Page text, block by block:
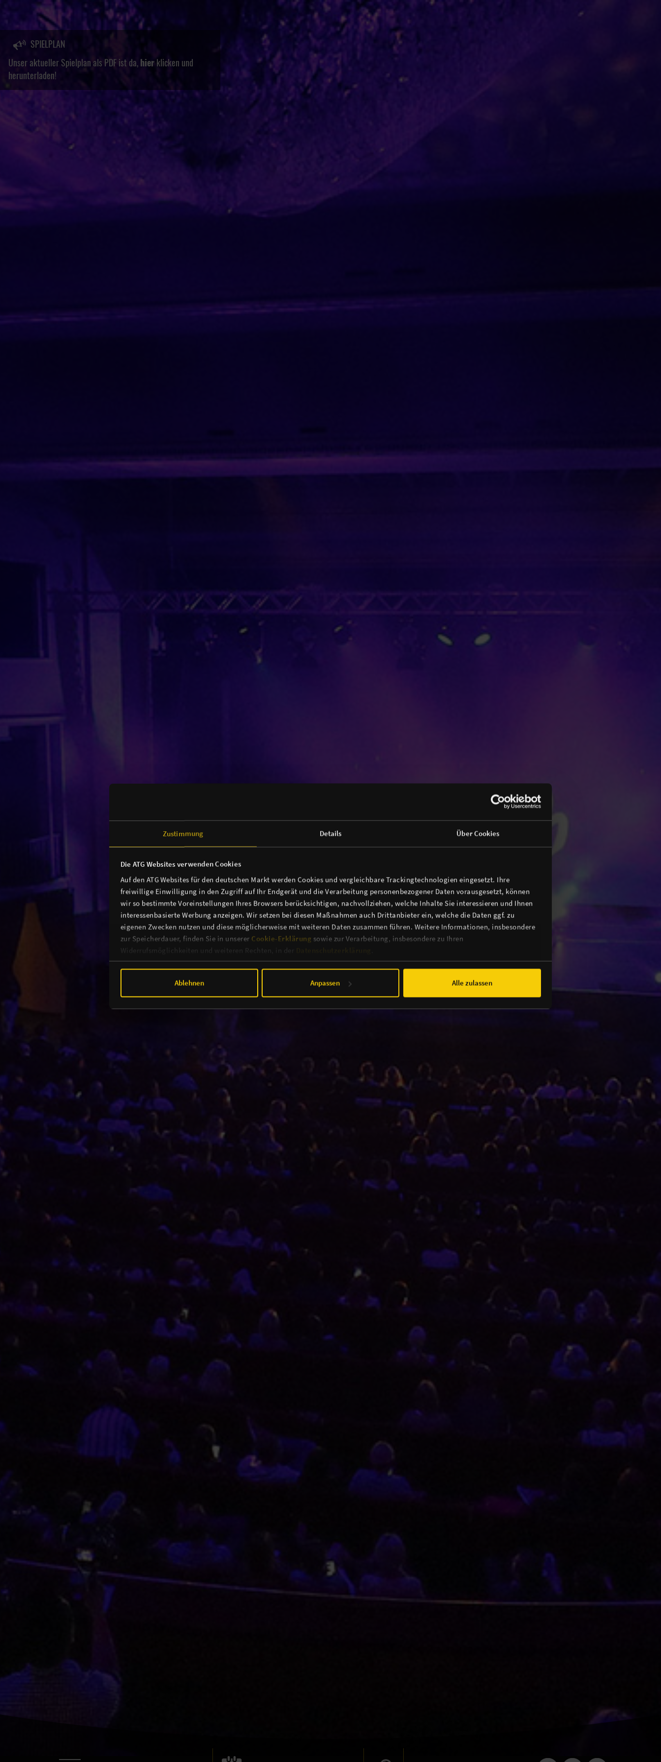
Zustimmung Details Über Cookies
Die ATG Websites verwenden Cookies
Auf den ATG Websites für den deutschen Markt werden Cookies und vergleichbare Trackingtechnologien eingesetzt. Ihre
freiwillige Einwilligung in den Zugriff auf Ihr Endgerät und die Verarbeitung personenbezogener Daten vorausgesetzt, können
wir so bestimmte Voreinstellungen Ihres Browsers berücksichtigen, nachvollziehen, welche Inhalte Sie interessieren und Ihnen
interessenbasierte Werbung anzeigen. Wir setzen bei diesen Maßnahmen auch Drittanbieter ein, welche die Daten ggf. zu
eigenen Zwecken nutzen und diese möglicherweise mit weiteren Daten zusammen führen. Weitere Informationen, insbesondere
zur Speicherdauer, finden Sie in unserer Cookie-Erklärung sowie zur Verarbeitung, insbesondere zu Ihren
Widerrufsmöglichkeiten und weiteren Rechten, in der
Ablehnen Anpassen Alle zulassen
SPIELPLAN
Unser aktueller Spielplan als PDF ist da,hierklicken und
herunterladen!